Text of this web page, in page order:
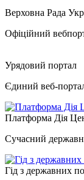
Верховна Рада
Офіційний
Урядовий портал
Єдиний веб-
Платформа Дія
Сучасний
Гід з державних